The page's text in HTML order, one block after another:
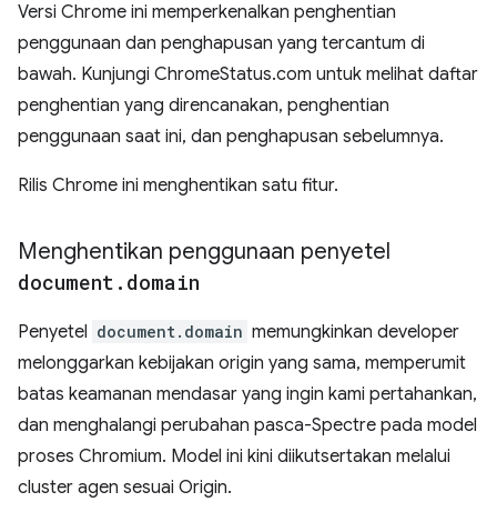
Versi Chrome ini memperkenalkan penghentian
penggunaan dan penghapusan yang tercantum di
bawah. Kunjungi ChromeStatus.com untuk melihat daftar
penghentian yang direncanakan, penghentian
penggunaan saat ini, dan penghapusan sebelumnya.
Rilis Chrome ini menghentikan satu fitur.
Menghentikan penggunaan penyetel
document . domain
Penyetel document.domain memungkinkan developer
melonggarkan kebijakan origin yang sama, memperumit
batas keamanan mendasar yang ingin kami pertahankan,
dan menghalangi perubahan pasca-Spectre pada model
proses Chromium. Model ini kini diikutsertakan melalui
cluster agen sesuai Origin.